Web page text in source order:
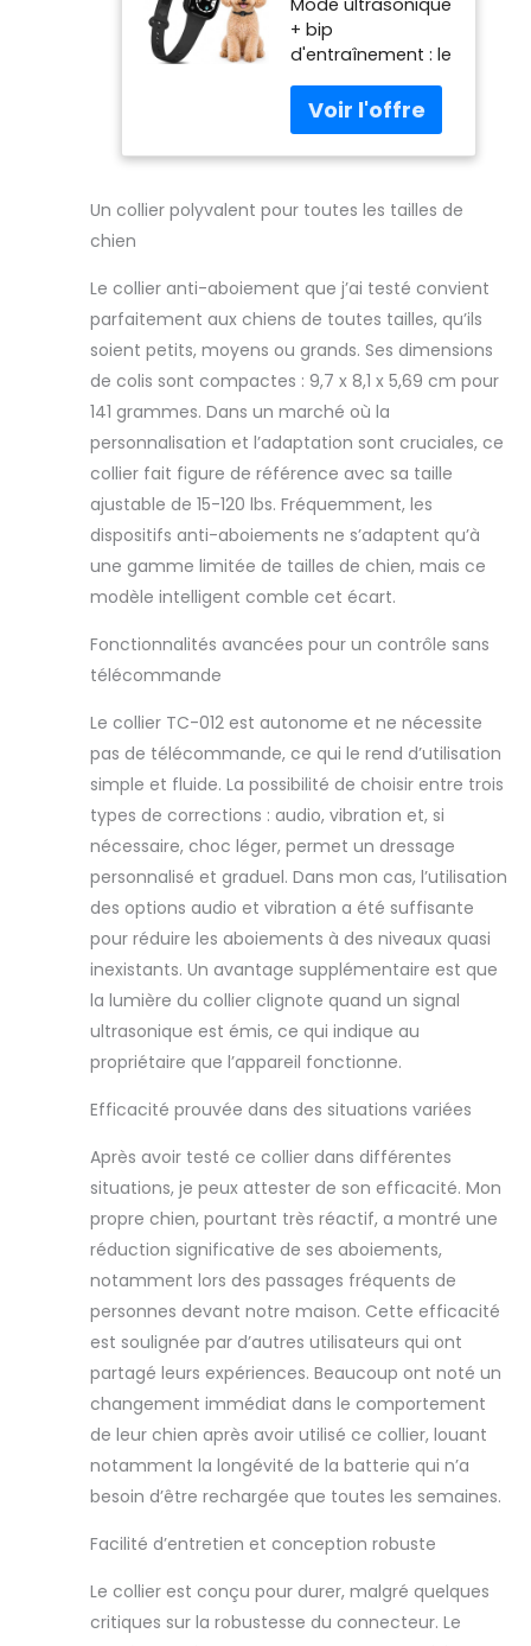
pour chiens de
petite,
moyenne et
grande taille,
intelligent à
ultrasons
automatiques
dressage
aboiement
avec vibration
étanche et
+ bip
d'entraînement : le
aboiement pour
chiens dispose de
modes
réglables + 3
réglables ; son
ultrasonique
combiné avec une
fonction bip, plus
efficace pour
apprendre à vos
détendu et assez,
les émetteurs
ultrasoniques
émettent un son
inoffensif et aigu
de 24 à 26 kHz qui
est inaudible pour
très efficace pour
aboiement de
chien ping 【Mode
anti-aboiement
protection】Le
collier anti-
aboiement pour
chien SLAYKAM
dispose d'une
fonction d'arrêt de
sécurité qui met
temporairement
en pause le
fonctionnement
pendant 1 min
après 5
Appuyez
simplement sur le
bouton
d'alimentation
pour le réactiver.
Le collier anti-
aboiement pour
grand chien est
entièrement
automatique.
Tout ce que vous
avez à faire est de
appareils de
contrôle des
chien à la maison,
le mettre sur le
cou de votre
Un collier polyvalent pour toutes les tailles de
chien
Le collier anti-aboiement que j’ai testé convient
parfaitement aux chiens de toutes tailles, qu’ils
soient petits, moyens ou grands. Ses dimensions
de colis sont compactes : 9,7 x 8,1 x 5,69 cm pour
141 grammes. Dans un marché où la
personnalisation et l’adaptation sont cruciales, ce
collier fait figure de référence avec sa taille
ajustable de 15-120 lbs. Fréquemment, les
dispositifs anti-aboiements ne s’adaptent qu’à
une gamme limitée de tailles de chien, mais ce
modèle intelligent comble cet écart.
Fonctionnalités avancées pour un contrôle sans
télécommande
Le collier TC-012 est autonome et ne nécessite
pas de télécommande, ce qui le rend d’utilisation
simple et fluide. La possibilité de choisir entre trois
types de corrections : audio, vibration et, si
nécessaire, choc léger, permet un dressage
personnalisé et graduel. Dans mon cas, l’utilisation
des options audio et vibration a été suffisante
pour réduire les aboiements à des niveaux quasi
inexistants. Un avantage supplémentaire est que
la lumière du collier clignote quand un signal
ultrasonique est émis, ce qui indique au
propriétaire que l’appareil fonctionne.
Efficacité prouvée dans des situations variées
Après avoir testé ce collier dans différentes
situations, je peux attester de son efficacité. Mon
propre chien, pourtant très réactif, a montré une
réduction significative de ses aboiements,
notamment lors des passages fréquents de
personnes devant notre maison. Cette efficacité
est soulignée par d’autres utilisateurs qui ont
partagé leurs expériences. Beaucoup ont noté un
changement immédiat dans le comportement
de leur chien après avoir utilisé ce collier, louant
notamment la longévité de la batterie qui n’a
besoin d’être rechargée que toutes les semaines.
Facilité d’entretien et conception robuste
Le collier est conçu pour durer, malgré quelques
critiques sur la robustesse du connecteur. Le